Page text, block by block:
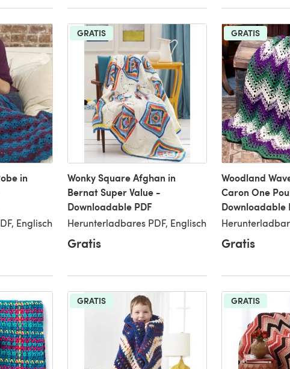
in
Englisch
GRATIS
Wonky Square Afghan in
Bernat Super Value -
Downloadable PDF
Herunterladbares PDF, Englisch
Gratis
GRATIS
Woodland
Caron One
Downloadable
Gratis
GRATIS GRATIS